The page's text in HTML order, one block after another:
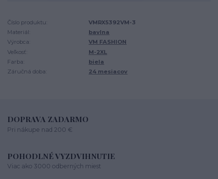
Číslo produktu:
VMRX5392VM-3
Materiál:
bavlna
Výrobca:
VM FASHION
Veľkosť:
M-2XL
Farba:
biela
Záručná doba:
24 mesiacov
DOPRAVA ZADARMO
Pri nákupe nad 200 €
POHODLNÉ VYZDVIHNUTIE
Viac ako 3000 odberných miest